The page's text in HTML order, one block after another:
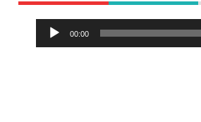
Аудиоплеер
00:00